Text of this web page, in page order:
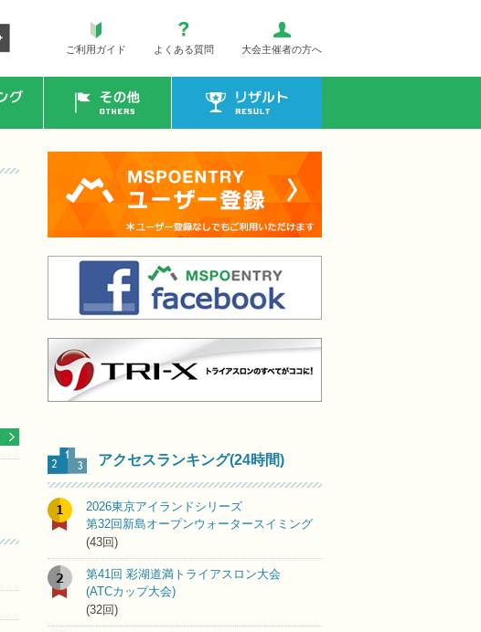
ご利用ガイド よくある質問 大会主催者の方へ
その他 リザルト
アクセスランキング(24時間)
1
2026東京アイランドシリーズ
第32回新島オープンウォータースイミング
(43回)
2
第41回 彩湖道満トライアスロン大会
(ATCカップ大会)
(32回)